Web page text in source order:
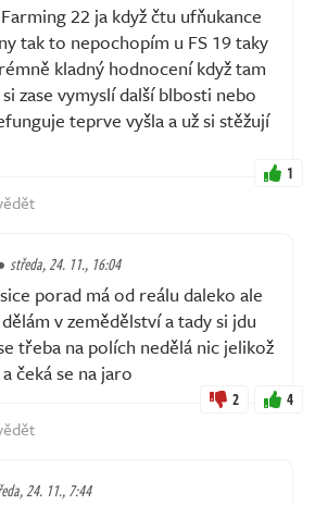
22 ja když čtu ufňukance
tak to nepochopím u FS 19 taky
kladný hodnocení když tam
zase vymyslí další blbosti nebo
teprve vyšla a už si stěžují
1
středa, 24. 11., 16:04
porad má od reálu daleko ale
v zemědělství a tady si jdu
třeba na polích nedělá nic jelikož
čeká se na jaro
2 4
24. 11., 7:44